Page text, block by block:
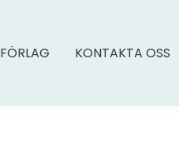
FÖRLAG KONTAKTA OSS